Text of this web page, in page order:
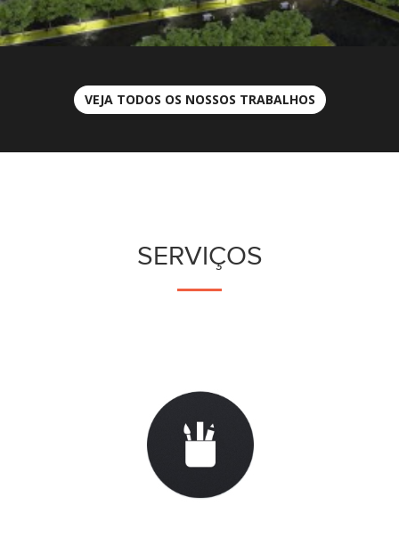
VEJA TODOS OS NOSSOS TRABALHOS
SERVIÇOS